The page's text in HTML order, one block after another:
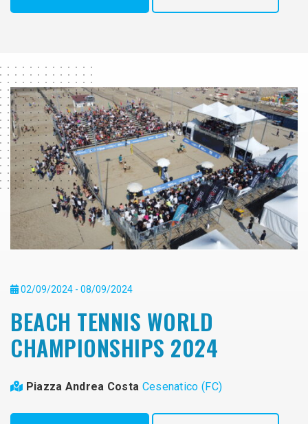
02/09/2024 - 08/09/2024
BEACH TENNIS WORLD
CHAMPIONSHIPS 2024
Piazza Andrea Costa Cesenatico (FC)